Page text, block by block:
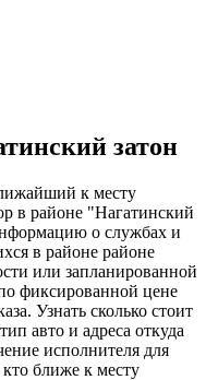
затон
к месту
в районе "Нагатинский
о службах и
в районе районе
или запланированной
фиксированной цене
Узнать сколько стоит
авто и адреса откуда
исполнителя для
ближе к месту